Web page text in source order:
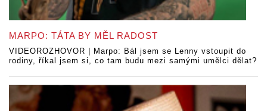
MARPO: TÁTA BY MĚL RADOST
VIDEOROZHOVOR | Marpo: Bál jsem se Lenny vstoupit do
rodiny, říkal jsem si, co tam budu mezi samými umělci dělat?